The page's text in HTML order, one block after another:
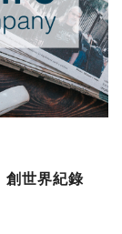
創世界紀錄